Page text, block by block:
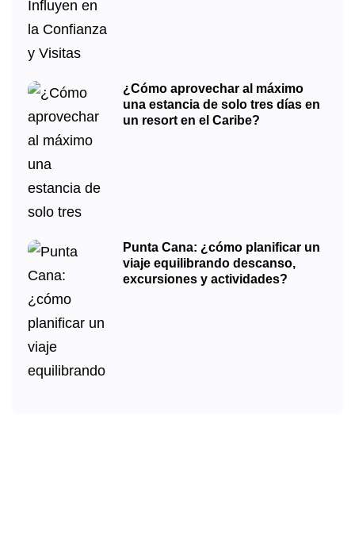
¿Cómo aprovechar al máximo
una estancia de solo tres días en
un resort en el Caribe?
Punta Cana: ¿cómo planificar un
viaje equilibrando descanso,
excursiones y actividades?